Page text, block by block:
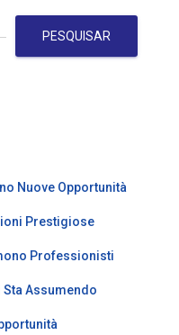
PESQUISAR
Nuove Opportunità
Prestigiose
Professionisti
Sta Assumendo